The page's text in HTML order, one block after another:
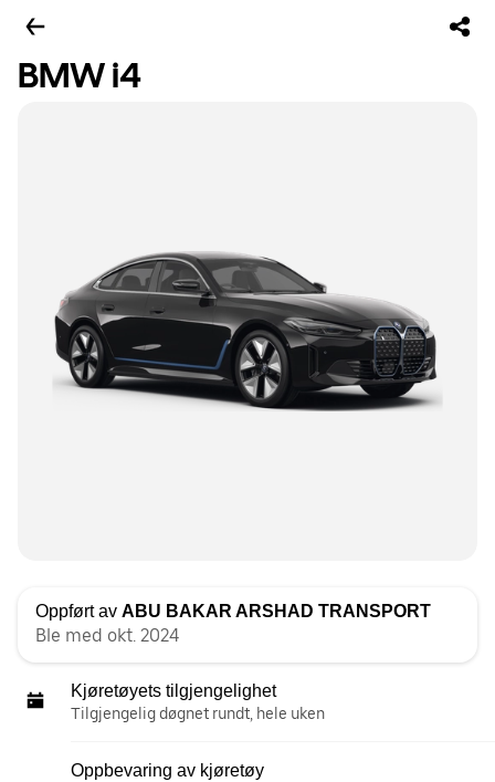
BMW i4
Oppført av ABU BAKAR ARSHAD TRANSPORT
Ble med okt. 2024
Kjøretøyets tilgjengelighet
Tilgjengelig døgnet rundt, hele uken
Oppbevaring av kjøretøy